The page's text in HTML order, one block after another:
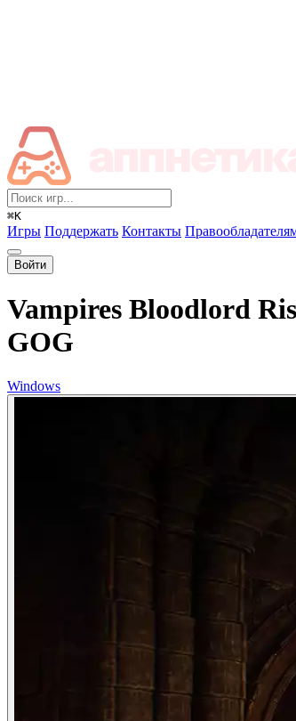
⌘K
Игры Поддержать Контакты
Войти
Vampires Bloodlord
GOG
Windows